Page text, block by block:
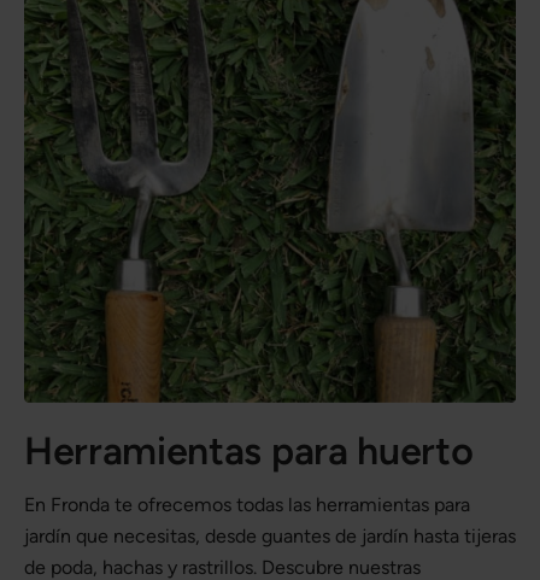
Herramientas para huerto
En Fronda te ofrecemos todas las herramientas para
jardín que necesitas, desde guantes de jardín hasta tijeras
de poda, hachas y rastrillos. Descubre nuestras